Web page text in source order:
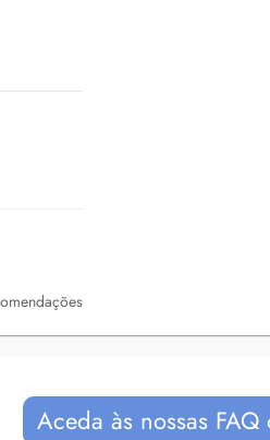
Aceda às nossas